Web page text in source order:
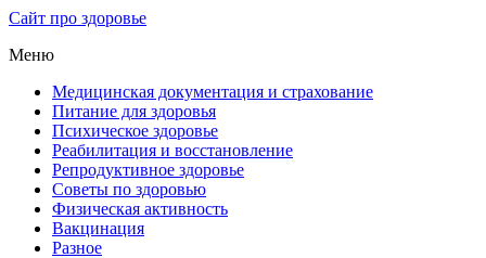
Сайт про здоровье
Меню
Медицинская документация и страхование
Питание для здоровья
Психическое здоровье
Реабилитация и восстановление
Репродуктивное здоровье
Советы по здоровью
Физическая активность
Вакцинация
Разное